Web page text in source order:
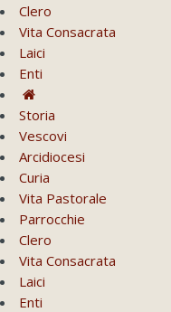
Clero
Vita Consacrata
Laici
Enti
Storia
Vescovi
Arcidiocesi
Curia
Vita Pastorale
Parrocchie
Clero
Vita Consacrata
Laici
Enti